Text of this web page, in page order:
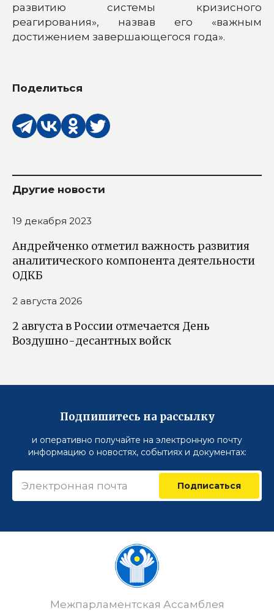
развитию системы кризисного
реагирования», назвав его «важным
достижением завершающегося года».
Поделиться
Другие новости
19 декабря 2023
Андрейченко отметил важность развития
аналитического компонента деятельности
ОДКБ
2 августа 2026
2 августа в России отмечается День
Воздушно-десантных войск
Подпишитесь на рассылку
и оперативно получайте на электронную почту
информацию о новостях, событиях и документах:
Подписаться
Межпарламентская Ассамблея